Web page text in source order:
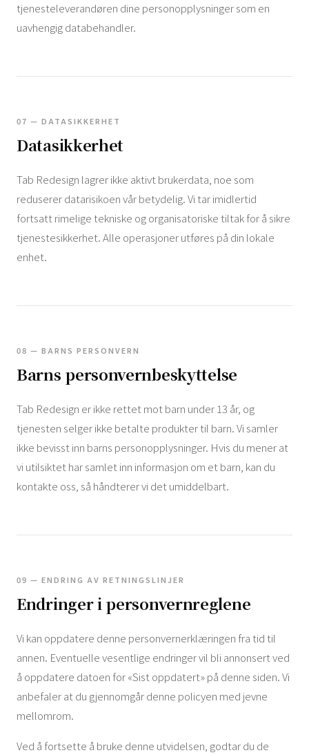
tjenesteleverandøren dine personopplysninger som en
uavhengig databehandler.
07 — DATASIKKERHET
Datasikkerhet
Tab Redesign lagrer ikke aktivt brukerdata, noe som
reduserer datarisikoen vår betydelig. Vi tar imidlertid
fortsatt rimelige tekniske og organisatoriske tiltak for å sikre
tjenestesikkerhet. Alle operasjoner utføres på din lokale
enhet.
08 — BARNS PERSONVERN
Barns personvernbeskyttelse
Tab Redesign er ikke rettet mot barn under 13 år, og
tjenesten selger ikke betalte produkter til barn. Vi samler
ikke bevisst inn barns personopplysninger. Hvis du mener at
vi utilsiktet har samlet inn informasjon om et barn, kan du
kontakte oss, så håndterer vi det umiddelbart.
09 — ENDRING AV RETNINGSLINJER
Endringer i personvernreglene
Vi kan oppdatere denne personvernerklæringen fra tid til
annen. Eventuelle vesentlige endringer vil bli annonsert ved
å oppdatere datoen for «Sist oppdatert» på denne siden. Vi
anbefaler at du gjennomgår denne policyen med jevne
mellomrom.
Ved å fortsette å bruke denne utvidelsen, godtar du de